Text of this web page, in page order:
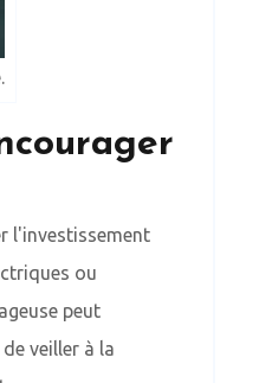
l'investissement
ou
peut
veiller à la